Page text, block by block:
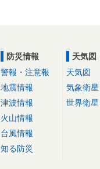
防災情報
警報・注意報
地震情報
津波情報
火山情報
台風情報
知る防災
天気図
天気図
気象衛星
世界衛星